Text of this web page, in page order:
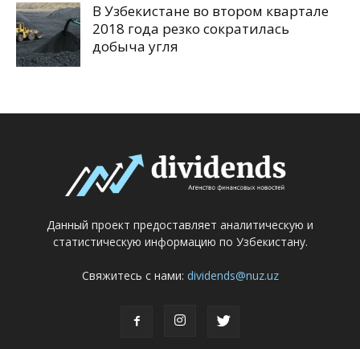
В Узбекистане во втором квартале
2018 года резко сократилась
добыча угля
Данный проект предоставляет аналитическую и
статистическую информацию по Узбекистану.
Свяжитесь с нами: dividends@nuz.uz